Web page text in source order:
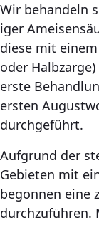
Wir behandeln
iger
diese mit
oder
erste
ersten
durchgeführt.
Aufgrund der
Gebieten mit
begonnen eine
durchzuführen.